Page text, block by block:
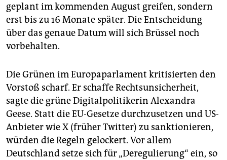
geplant im kommenden August greifen, sondern
erst bis zu 16 Monate später. Die Entscheidung
über das genaue Datum will sich Brüssel noch
vorbehalten.
Die Grünen im Europaparlament kritisierten den
Vorstoß scharf. Er schaffe Rechtsunsicherheit,
sagte die grüne Digitalpolitikerin Alexandra
Geese. Statt die EU-Gesetze durchzusetzen und US-
Anbieter wie X (früher Twitter) zu sanktionieren,
würden die Regeln gelockert. Vor allem
Deutschland setze sich für „Deregulierung“ ein, so